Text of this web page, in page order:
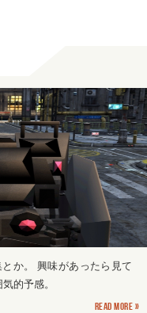
か。 興味があったら見て
的予感。
Read more »